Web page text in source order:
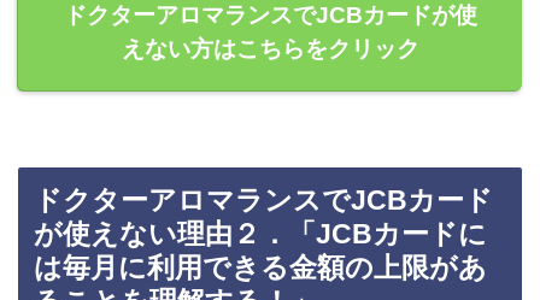
ドクターアロマランスでJCBカードが使
えない方はこちらをクリック
ドクターアロマランスでJCBカード
が使えない理由２．「JCBカードに
は毎月に利用できる金額の上限があ